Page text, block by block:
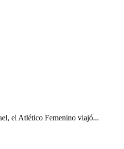
el Atlético Femenino viajó...